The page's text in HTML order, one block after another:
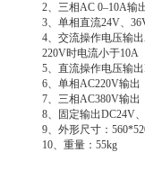
2、三相AC 0–10A
3、单相直流24V、
4、交流操作电压输
220V时电流小
5、直流操作电压输
6、单相AC220V输
7、 三相AC380V输
8、
固定输出
9、外形尺寸：
10、重量：55kg